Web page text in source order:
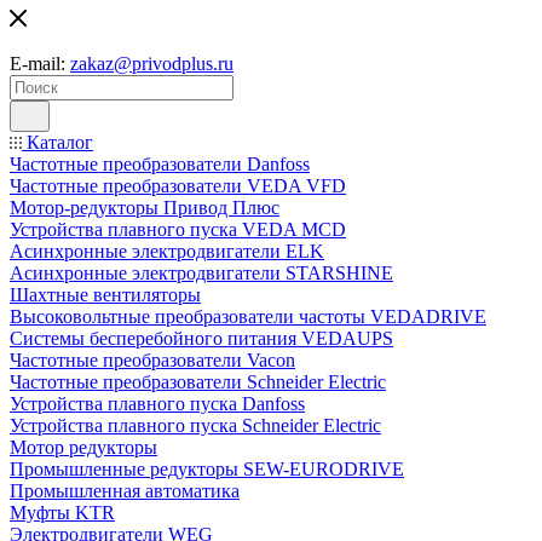
E-mail: zakaz@privodplus.ru
Каталог
Частотные преобразователи Danfoss
Частотные преобразователи VEDA VFD
Мотор-редукторы Привод Плюс
Устройства плавного пуска VEDA MCD
Асинхронные электродвигатели ELK
Асинхронные электродвигатели STARSHINE
Шахтные вентиляторы
Высоковольтные преобразователи частоты VEDADRIVE
Системы бесперебойного питания VEDAUPS
Частотные преобразователи Vacon
Частотные преобразователи Schneider Electric
Устройства плавного пуска Danfoss
Устройства плавного пуска Schneider Electric
Мотор редукторы
Промышленные редукторы SEW-EURODRIVE
Промышленная автоматика
Муфты KTR
Электродвигатели WEG